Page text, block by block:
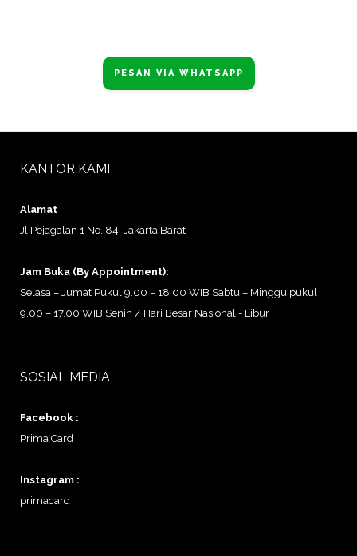
PESAN VIA WHATSAPP
KANTOR KAMI
Alamat
Jl Pejagalan 1 No. 84, Jakarta Barat
Jam Buka (By Appointment):
Selasa – Jumat Pukul 9.00 – 18.00 WIB Sabtu – Minggu pukul
9.00 – 17.00 WIB Senin / Hari Besar Nasional - Libur
SOSIAL MEDIA
Facebook :
Prima Card
Instagram :
primacard